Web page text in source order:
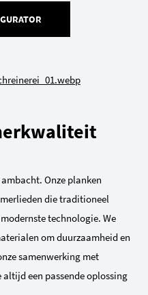
Onze planken
die traditioneel
technologie. We
om duurzaamheid en
samenwerking met
een passende oplossing